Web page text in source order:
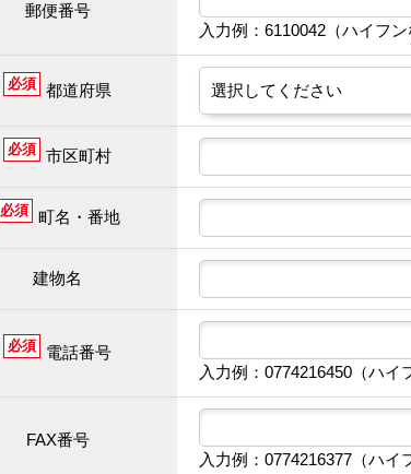
郵便番号
入力例：6110042（ハイフン
必須 都道府県
必須 市区町村
必須 町名・番地
建物名
必須
電話番号
入力例：0774216450（ハイ
FAX番号
入力例：0774216377（ハイ